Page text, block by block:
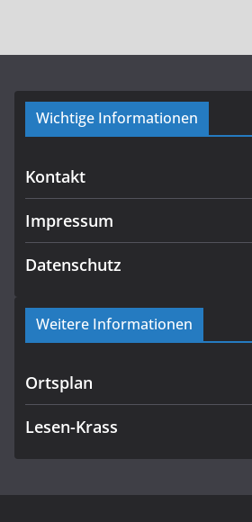
Wichtige Informationen
Kontakt
Impressum
Datenschutz
Weitere Informationen
Ortsplan
Lesen-Krass